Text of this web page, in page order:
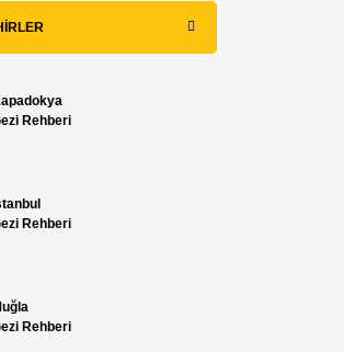
Rehberi
Rehberi
Rehberi